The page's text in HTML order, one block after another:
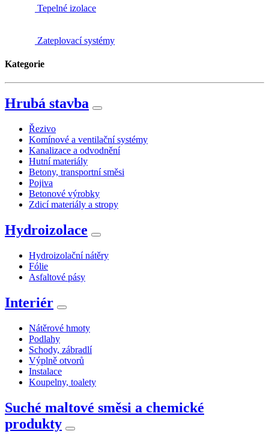
Tepelné izolace
Zateplovací systémy
Kategorie
Hrubá stavba
Řezivo
Komínové a ventilační systémy
Kanalizace a odvodnění
Hutní materiály
Betony, transportní směsi
Pojiva
Betonové výrobky
Zdicí materiály a stropy
Hydroizolace
Hydroizolační nátěry
Fólie
Asfaltové pásy
Interiér
Nátěrové hmoty
Podlahy
Schody, zábradlí
Výplně otvorů
Instalace
Koupelny, toalety
Suché maltové směsi a chemické
produkty